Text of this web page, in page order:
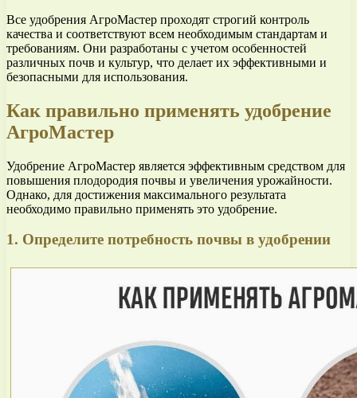
Все удобрения АгроМастер проходят строгий контроль
качества и соответствуют всем необходимым стандартам и
требованиям. Они разработаны с учетом особенностей
различных почв и культур, что делает их эффективными и
безопасными для использования.
Как правильно применять удобрение
АгроМастер
Удобрение АгроМастер является эффективным средством для
повышения плодородия почвы и увеличения урожайности.
Однако, для достижения максимального результата
необходимо правильно применять это удобрение.
1. Определите потребность почвы в удобрении